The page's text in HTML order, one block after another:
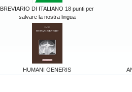
BREVIARIO DI ITALIANO 18 punti per
salvare la nostra lingua
HUMANI GENERIS